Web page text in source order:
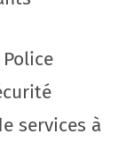
services à